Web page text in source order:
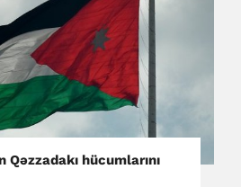
hücumlarını